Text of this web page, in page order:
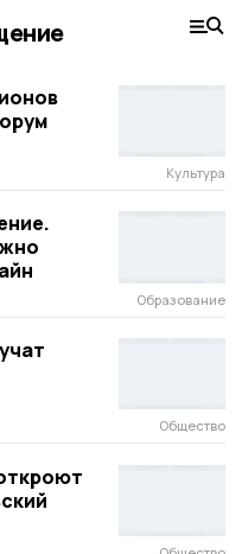
Культура
Образование
Общество